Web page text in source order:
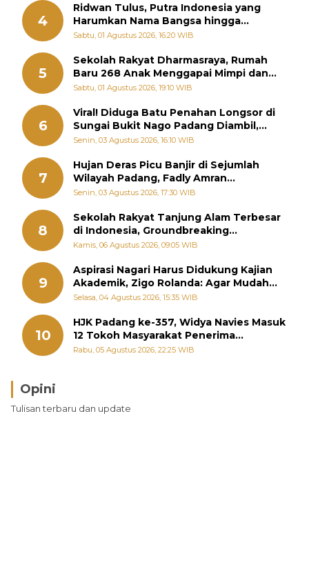
4
Ridwan Tulus, Putra Indonesia yang
Harumkan Nama Bangsa hingga
Diabadikan dalam Buku Jepang
Sabtu, 01 Agustus 2026, 16:20 WIB
5
Sekolah Rakyat Dharmasraya, Rumah
Baru 268 Anak Menggapai Mimpi dan
Memutus Rantai Kemiskinan
Sabtu, 01 Agustus 2026, 19:10 WIB
6
Viral! Diduga Batu Penahan Longsor di
Sungai Bukit Nago Padang Diambil,
Warga Khawatir Bencana Terulang
Senin, 03 Agustus 2026, 16:10 WIB
7
Hujan Deras Picu Banjir di Sejumlah
Wilayah Padang, Fadly Amran
Perintahkan OPD Siaga
Senin, 03 Agustus 2026, 17:30 WIB
8
Sekolah Rakyat Tanjung Alam Terbesar
di Indonesia, Groundbreaking
September
Kamis, 06 Agustus 2026, 09:05 WIB
9
Aspirasi Nagari Harus Didukung Kajian
Akademik, Zigo Rolanda: Agar Mudah
Diperjuangkan di Kementerian
Selasa, 04 Agustus 2026, 15:35 WIB
10
HJK Padang ke-357, Widya Navies Masuk
12 Tokoh Masyarakat Penerima
Penghargaan Pemko Padang
Rabu, 05 Agustus 2026, 22:25 WIB
Opini
Tulisan terbaru dan update